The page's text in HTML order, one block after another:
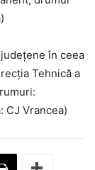
în ceea
Tehnică a
Vrancea)